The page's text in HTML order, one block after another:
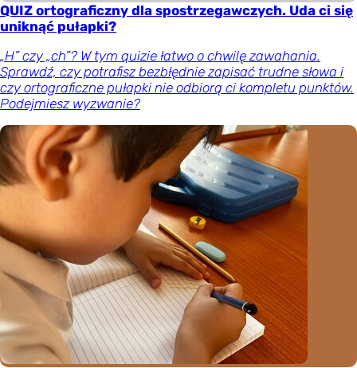
QUIZ ortograficzny dla spostrzegawczych. Uda ci się
uniknąć pułapki?
„H” czy „ch”? W tym quizie łatwo o chwilę zawahania.
Sprawdź, czy potrafisz bezbłędnie zapisać trudne słowa i
czy ortograficzne pułapki nie odbiorą ci kompletu punktów.
Podejmiesz wyzwanie?